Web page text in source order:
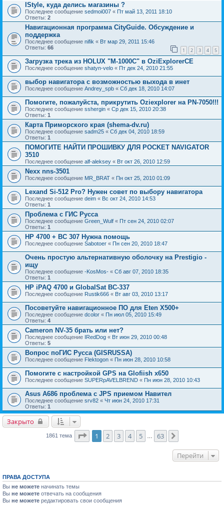
IStyle, куда делись магазины ?
Последнее сообщение sedmoi007 « Пт май 13, 2011 18:10
Ответы: 2
Навигационная программа CityGuide. Обсуждение и
поддержка
Последнее сообщение nifik « Вт мар 29, 2011 15:46
Ответы: 66 1 2 3 4 5
Загрузка трека из HOLUX "M-1000C" в OziExplorerCE
Последнее сообщение shatyn-velo « Пт дек 24, 2010 21:55
выбор навигатора с возможностью выхода в инет
Последнее сообщение Andrey_spb « Сб дек 18, 2010 14:07
Помогите, пожалуйста, прикрутить Oziexplorer на PN-7050!!!
Последнее сообщение sshergin « Ср дек 15, 2010 20:38
Ответы: 1
Карта Приморского края (shema-dv.ru)
Последнее сообщение sadm25 « Сб дек 04, 2010 18:59
Ответы: 1
ПОМОГИТЕ НАЙТИ ПРОШИВКУ ДЛЯ POCKET NAVIGATOR
3510
Последнее сообщение alf-aleksey « Вт окт 26, 2010 12:59
Nexx nns-3501
Последнее сообщение MR_BRAT « Пн окт 25, 2010 01:09
Lexand Si-512 Pro? Нужен совет по выбору навигатора
Последнее сообщение deim « Вс окт 24, 2010 14:53
Ответы: 1
Проблема с ГИС Русса
Последнее сообщение Green_Wulf « Пт сен 24, 2010 02:07
Ответы: 1
HP 4700 + BC 307 Нужна помощь
Последнее сообщение Sabotoer « Пн сен 20, 2010 18:47
Очень простую альтернативную оболочку на Prestigio -
ищу
Последнее сообщение -KosMos- « Сб авг 07, 2010 18:35
Ответы: 1
HP iPAQ 4700 и GlobalSat BC-337
Последнее сообщение Rustik666 « Вт авг 03, 2010 13:17
Посоветуйте навигационное ПО для Eten X500+
Последнее сообщение dcolor « Пн июл 05, 2010 15:49
Ответы: 4
Cameron NV-35 брать или нет?
Последнее сообщение IRedDog « Вт июн 29, 2010 00:48
Ответы: 5
Вопрос поГИС Русса (GISRUSSA)
Последнее сообщение Flektogon « Пн июн 28, 2010 10:58
Помогите с настройкой GPS на Glofiish x650
Последнее сообщение SUPERpAVELBREND « Пн июн 28, 2010 10:43
Asus A686 проблема с JPS приемом Навител
Последнее сообщение srv82 « Чт июн 24, 2010 17:31
Ответы: 1
Закрыто
1861 тема Страница1 из
1 2 3 4 5 63
Перейти
ПРАВА ДОСТУПА
Вы не можете начинать темы
Вы не можете отвечать на сообщения
Вы не можете редактировать свои сообщения